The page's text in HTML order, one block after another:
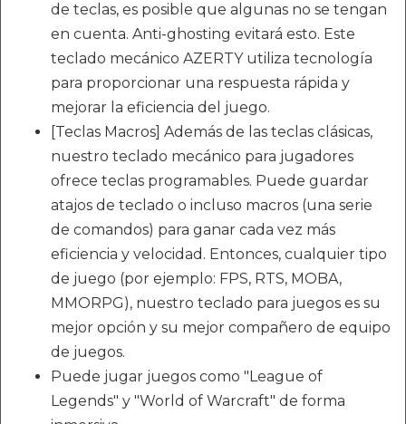
de teclas, es posible que algunas no se tengan
en cuenta. Anti-ghosting evitará esto. Este
teclado mecánico AZERTY utiliza tecnología
para proporcionar una respuesta rápida y
mejorar la eficiencia del juego.
[Teclas Macros] Además de las teclas clásicas,
nuestro teclado mecánico para jugadores
ofrece teclas programables. Puede guardar
atajos de teclado o incluso macros (una serie
de comandos) para ganar cada vez más
eficiencia y velocidad. Entonces, cualquier tipo
de juego (por ejemplo: FPS, RTS, MOBA,
MMORPG), nuestro teclado para juegos es su
mejor opción y su mejor compañero de equipo
de juegos.
Puede jugar juegos como "League of
Legends" y "World of Warcraft" de forma